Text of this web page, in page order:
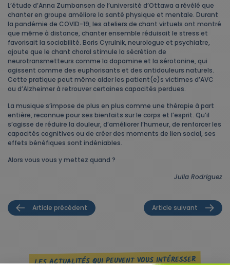
L’étude d’Anna Zumbansen de l’université d’Ottawa a révélé que
chanter en groupe améliore la santé physique et mentale. Durant
la pandémie de COVID-19, les ateliers de chant virtuels ont montré
que même à distance, chanter ensemble réduisait le stress et
favorisait la sociabilité. Boris Cyrulnik, neurologue et psychiatre,
ajoute que le chant choral stimule la sécrétion de
neurotransmetteurs comme la dopamine et la sérotonine, qui
agissent comme des euphorisants et des antidouleurs naturels.
Cette pratique peut même aider les patient(e)s victimes d’AVC
ou d’Alzheimer à retrouver certaines capacités perdues.
La musique s’impose de plus en plus comme une thérapie à part
entière, reconnue pour ses bienfaits sur le corps et l’esprit. Qu’il
s’agisse de réduire la douleur, d’améliorer l’humeur, de renforcer les
capacités cognitives ou de créer des moments de lien social, ses
effets bénéfiques sont indéniables.
Alors vous vous y mettez quand ?
Julia Rodriguez
Article précédent Article suivant
LES ACTUALITÉS QUI PEUVENT VOUS INTÉRESSER